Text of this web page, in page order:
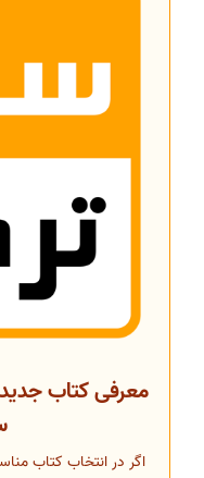
معرفی کتاب
اگر در انتخاب کتاب